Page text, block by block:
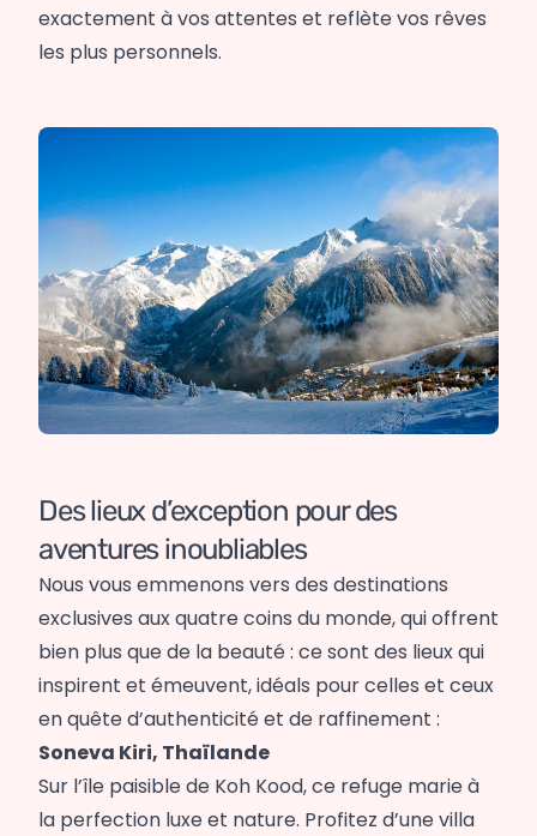
exactement à vos attentes et reflète vos rêves
les plus personnels.
Des lieux d’exception pour des
aventures inoubliables
Nous vous emmenons vers des destinations
exclusives aux quatre coins du monde, qui offrent
bien plus que de la beauté : ce sont des lieux qui
inspirent et émeuvent, idéals pour celles et ceux
en quête d’authenticité et de raffinement :
Soneva Kiri, Thaïlande
Sur l’île paisible de Koh Kood, ce refuge marie à
la perfection luxe et nature. Profitez d’une villa